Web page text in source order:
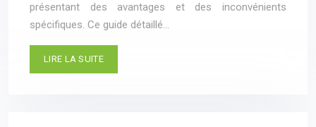
présentant des avantages et des inconvénients
spécifiques. Ce guide détaillé…
LIRE LA SUITE